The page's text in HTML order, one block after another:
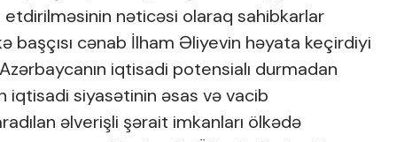
nəticəsi olaraq sahibkarlar
başçısı cənab İlham Əliyevin həyata keçirdiyi
iqtisadi potensialı durmadan
iqtisadi siyasətinin əsas və vacib
əlverişli şərait imkanları ölkədə